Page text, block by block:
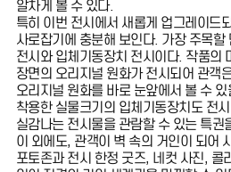
알차게 볼 수 있다.
특히 이번 전시에서 새롭게 업그레이드
사로잡기에 충분해 보인다. 가장 주목할
전시와 입체기동장치 전시이다. 작품의
장면의 오리지널 원화가 전시되어 관객
오리지널 원화를 바로 눈앞에서 볼 수
착용한 실물크기의 입체기동장치도 전
실감나는 전시물을 관람할 수 있는 특권
이 외에도, 관객이 벽 속의 거인이 되어
포토존과 전시 한정 굿즈, 네컷 사진, 콜